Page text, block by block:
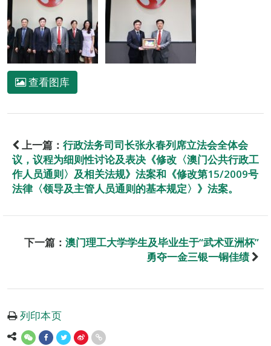
查看图库
上一篇： 行政法务司司长张永春列席立法会全体会
议，议程为细则性讨论及表决《修改〈澳门公共行政工
作人员通则〉及相关法规》法案和《修改第15/2009号
法律〈领导及主管人员通则的基本规定〉》法案。
下一篇： 澳门理工大学学生及毕业生于“武术亚洲杯”
勇夺一金三银一铜佳绩
列印本页